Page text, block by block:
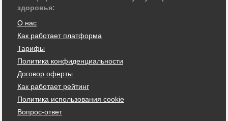
здоровья:
О нас
Как работает платформа
Тарифы
Политика конфиденциальности
Договор оферты
Как работает рейтинг
Политика использования cookie
Вопрос-ответ